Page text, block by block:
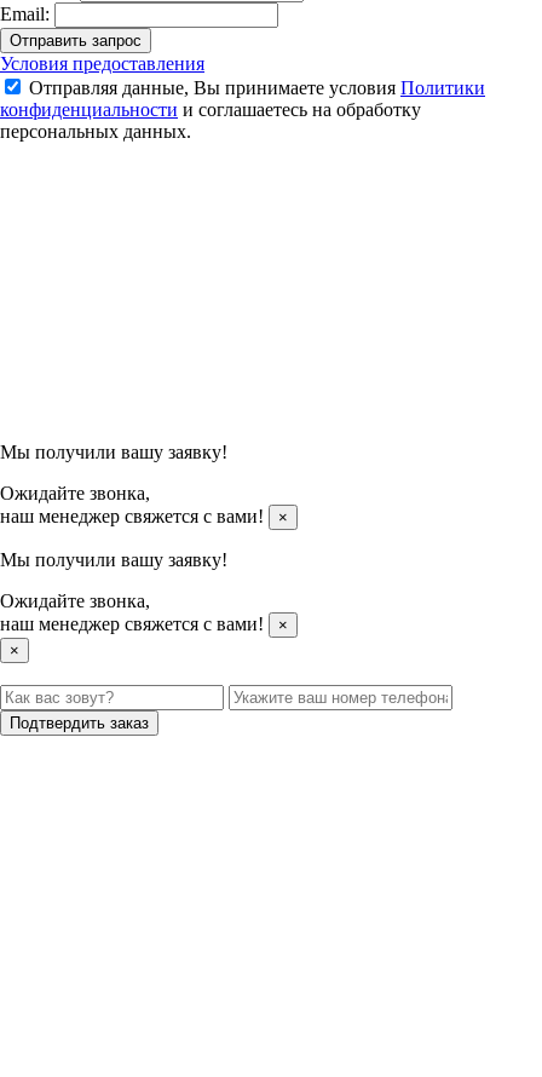
Сумка для обуви YONEX 42503 Team Shoe Case (Black)
2 490 ₽
Email:
Отправить запрос
Условия предоставления
Отправляя данные, Вы принимаете условия Политики
конфиденциальности и соглашаетесь на обработку
персональных данных.
Мы получили вашу заявку!
Ожидайте звонка,
наш менеджер свяжется с вами!
×
Мы получили вашу заявку!
Ожидайте звонка,
наш менеджер свяжется с вами!
×
×
Подтвердить заказ